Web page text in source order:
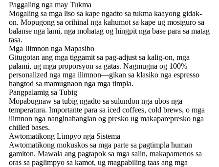
Paggaling nga may Tukma
Mogaling sa mga liso sa kape ngadto sa tukma kaayong gidak-
on. Mopugong sa orihinal nga kahumot sa kape ug mosiguro sa
balanse nga lami, nga mohatag og hingpit nga base para sa matag
tasa.
Mga Ilimnon nga Mapasibo
Gitugotan ang mga tiggamit sa pag-adjust sa kalig-on, mga
palami, ug mga proporsyon sa gatas. Nagmugna og 100%
personalized nga mga ilimnon—gikan sa klasiko nga espresso
hangtod sa mamugnaon nga mga timpla.
Pangpalamig sa Tubig
Mopabugnaw sa tubig ngadto sa sulundon nga ubos nga
temperatura. Importante para sa iced coffees, cold brews, o mga
ilimnon nga nanginahanglan og presko ug makaparepresko nga
chilled bases.
Awtomatikong Limpyo nga Sistema
Awtomatikong mokuskos sa mga parte sa pagtimpla human
gamiton. Mawala ang pagtapok sa mga salin, makapamenos sa
oras sa paglimpyo sa kamot, ug magpabiling taas ang mga